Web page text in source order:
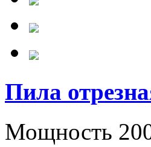
Пила
Мощность